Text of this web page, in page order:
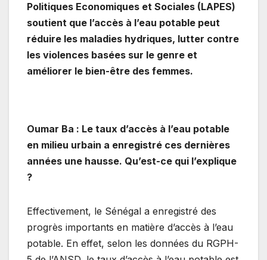
Politiques Economiques et Sociales (LAPES)
soutient que l’accès à l’eau potable peut
réduire les maladies hydriques, lutter contre
les violences basées sur le genre et
améliorer le bien-être des femmes.
Oumar Ba : Le taux d’accès à l’eau potable
en milieu urbain a enregistré ces dernières
années une hausse. Qu’est-ce qui l’explique
?
Effectivement, le Sénégal a enregistré des
progrès importants en matière d’accès à l’eau
potable. En effet, selon les données du RGPH-